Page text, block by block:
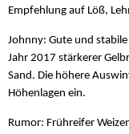
Empfehlung auf Löß,
Johnny: Gute und
Jahr 2017 stärkerer
Sand. Die höhere
Höhenlagen ein.
Rumor: Frühreifer